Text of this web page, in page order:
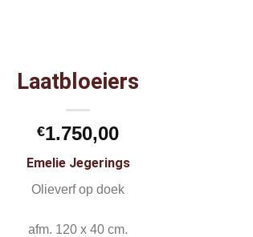
Laatbloeiers
€1.750,00
Emelie Jegerings
Olieverf op doek
afm. 120 x 40 cm.